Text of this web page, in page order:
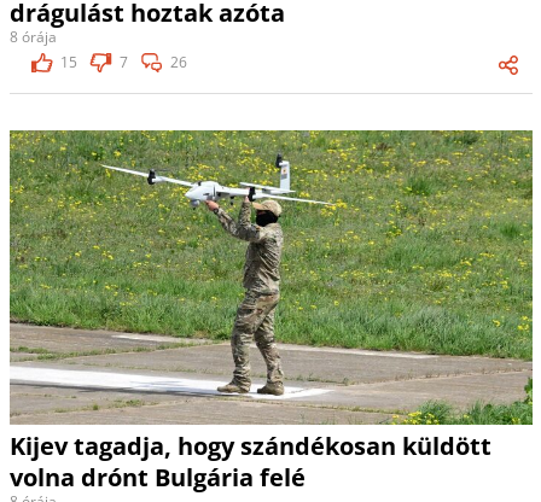
drágulást hoztak azóta
8 órája
15
7 26
Kijev tagadja, hogy szándékosan küldött
volna drónt Bulgária felé